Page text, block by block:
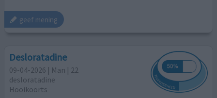
geef mening
Desloratadine
09-04-2026 | Man | 22
desloratadine
Hooikoorts